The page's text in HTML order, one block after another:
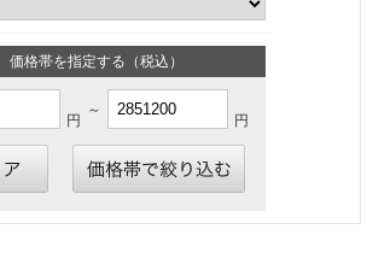
価格帯を指定する（税込）
円
～
円